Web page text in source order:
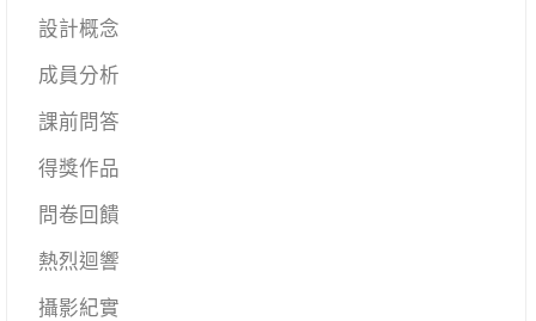
設計概念
成員分析
課前問答
得獎作品
問卷回饋
熱烈迴響
攝影紀實